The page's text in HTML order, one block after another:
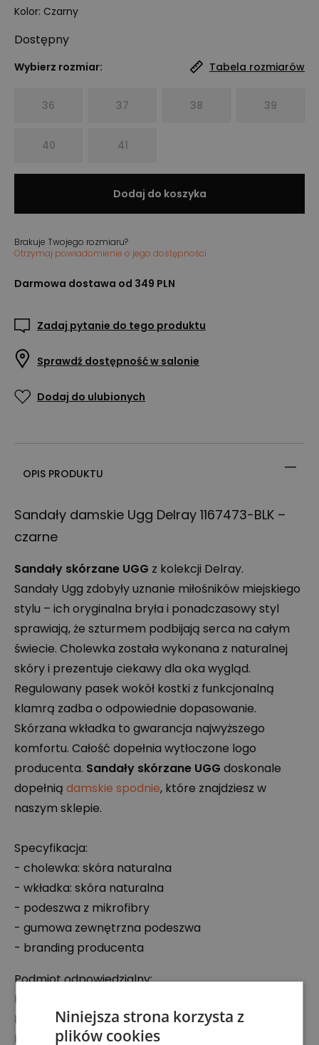
Kolor: Czarny
Dostępny
Wybierz rozmiar: Tabela rozmiarów
36 37 38 39
40 41
Dodaj do koszyka
Brakuje Twojego rozmiaru?
Otrzymaj powiadomienie o jego dostępności
Darmowa dostawa od 349 PLN
Zadaj pytanie do tego produktu
Sprawdź dostępność w salonie
Dodaj do ulubionych
OPIS PRODUKTU
Sandały damskie Ugg Delray 1167473-BLK –
czarne
Sandały skórzane UGG z kolekcji Delray.
Sandały Ugg zdobyły uznanie miłośników miejskiego
stylu – ich oryginalna bryła i ponadczasowy styl
sprawiają, że szturmem podbijają serca na całym
świecie. Cholewka została wykonana z naturalnej
skóry i prezentuje ciekawy dla oka wygląd.
Regulowany pasek wokół kostki z funkcjonalną
klamrą zadba o odpowiednie dopasowanie.
Skórzana wkładka to gwarancja najwyższego
komfortu. Całość dopełnia wytłoczone logo
producenta. Sandały skórzane UGG doskonale
dopełnią damskie spodnie, które znajdziesz w
naszym sklepie.
Specyfikacja:
- cholewka: skóra naturalna
- wkładka: skóra naturalna
- podeszwa z mikrofibry
- gumowa zewnętrzna podeszwa
- branding producenta
Podmiot odpowiedzialny:
Deckers Germany GmbH
Karl-Weinmair-Strasse 9-11, 80807 Monachium,
Niemcy
Niniejsza strona korzysta z
plików cookies